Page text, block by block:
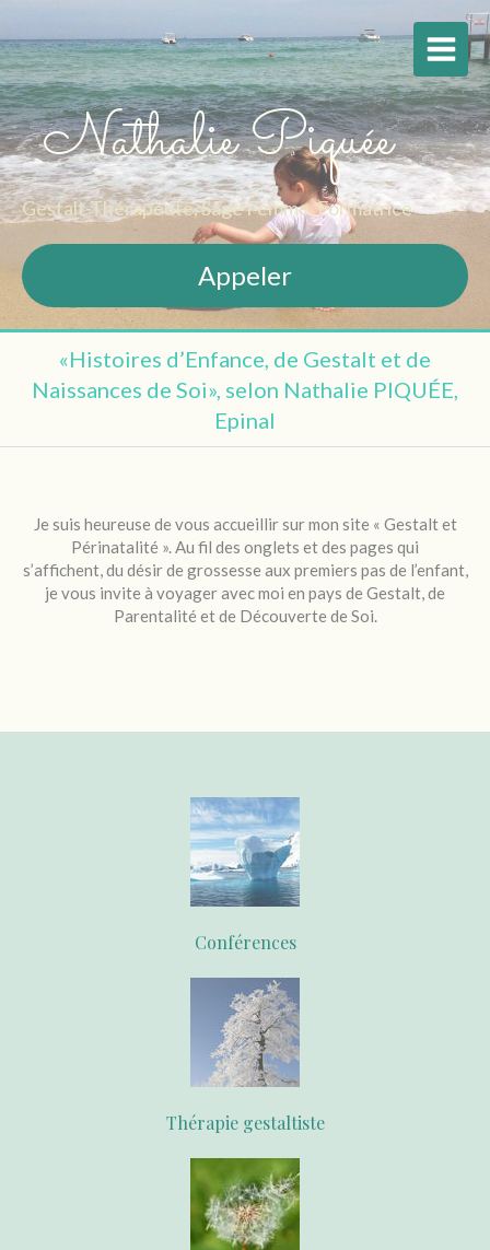
Nathalie Piquée
Gestalt-Thérapeute, Sage Femme, Formatrice
Appeler
«Histoires d’Enfance, de Gestalt et de
Naissances de Soi», selon Nathalie PIQUÉE,
Epinal
Je suis heureuse de vous accueillir sur mon site « Gestalt et
Périnatalité ». Au fil des onglets et des pages qui
s’affichent, du désir de grossesse aux premiers pas de l’enfant,
je vous invite à voyager avec moi en pays de Gestalt, de
Parentalité et de Découverte de Soi.
Conférences
Thérapie gestaltiste